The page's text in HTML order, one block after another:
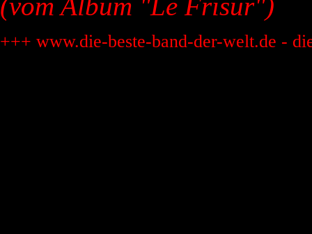
+++ www.die-beste-band-der-welt.de -